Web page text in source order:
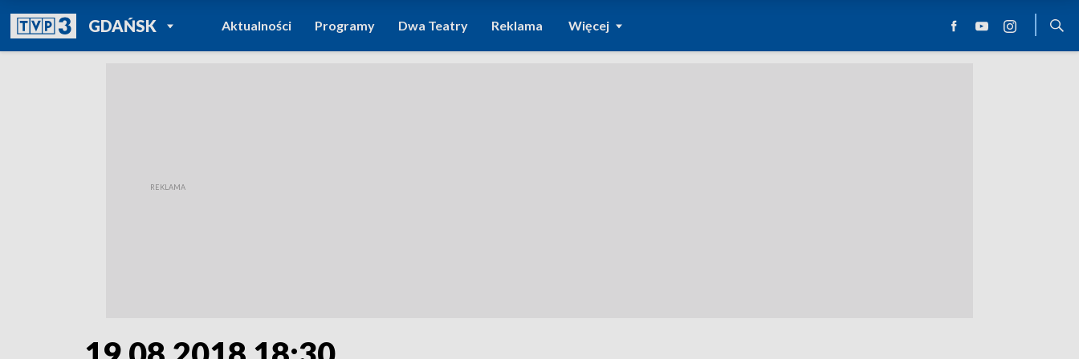
GDAŃSKPOWRÓT DO
TVP REGIONY
Aktualności Programy Dwa Teatry Reklama Więcej